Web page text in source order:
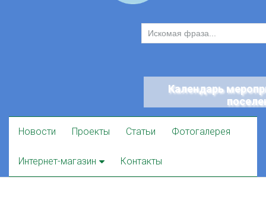
Календарь
Новости Проекты Статьи Фотогалерея
Интернет-магазин Контакты